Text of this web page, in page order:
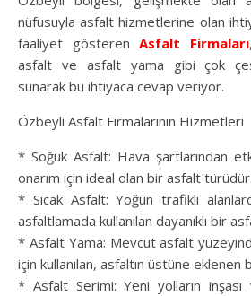
nüfusuyla asfalt hizmetlerine olan
faaliyet gösteren Asfalt Firmaları
asfalt ve asfalt yama gibi çok
sunarak bu ihtiyaca cevap veriyor.
Özbeyli Asfalt Firmalarının Hizmetleri
* Soğuk Asfalt: Hava şartlarından
onarım için ideal olan bir asfalt türüdür.
* Sıcak Asfalt: Yoğun trafikli
asfaltlamada kullanılan dayanıklı bir
* Asfalt Yama: Mevcut asfalt
için kullanılan, asfaltın üstüne
* Asfalt Serimi: Yeni yolların inşası